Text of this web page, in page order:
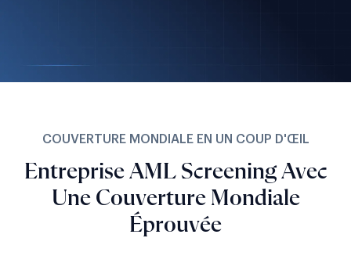
COUVERTURE MONDIALE EN UN COUP D'ŒIL
Entreprise AML Screening Avec
Une Couverture Mondiale
Éprouvée